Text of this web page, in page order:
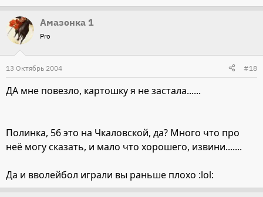
Амазонка 1
Pro
13 Октябрь 2004 #18
ДА мне повезло, картошку я не застала......
Полинка, 56 это на Чкаловской, да? Много что про
неё могу сказать, и мало что хорошего, извини.......
Да и вволейбол играли вы раньше плохо :lol: